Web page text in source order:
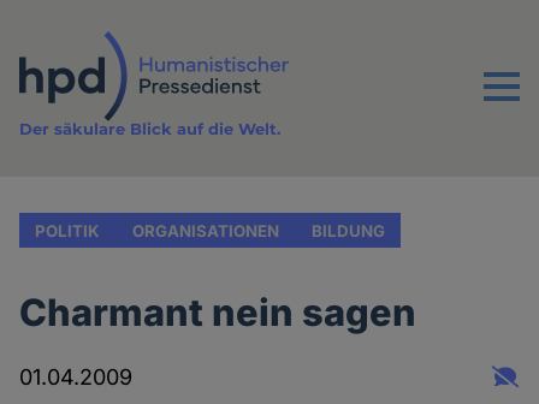
Inhalt
Menu
Der säkulare Blick auf die Welt.
POLITIK ORGANISATIONEN BILDUNG
Charmant nein sagen
01.04.2009